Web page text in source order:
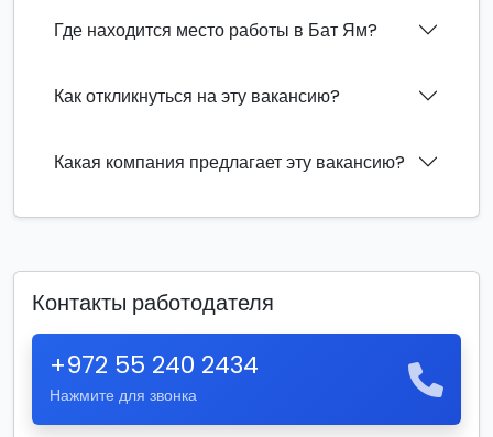
Где находится место работы в Бат Ям?
Как откликнуться на эту вакансию?
Какая компания предлагает эту вакансию?
Контакты работодателя
+972 55 240 2434
Нажмите для звонка